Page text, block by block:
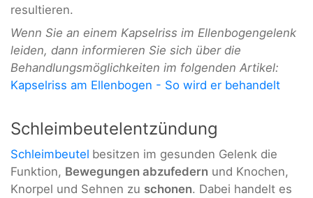
resultieren.
Wenn Sie an einem Kapselriss im Ellenbogengelenk
leiden, dann informieren Sie sich über die
Behandlungsmöglichkeiten im folgenden Artikel:
Kapselriss am Ellenbogen - So wird er behandelt
Schleimbeutelentzündung
Schleimbeutel besitzen im gesunden Gelenk die
Funktion, Bewegungen abzufedern und Knochen,
Knorpel und Sehnen zu schonen. Dabei handelt es